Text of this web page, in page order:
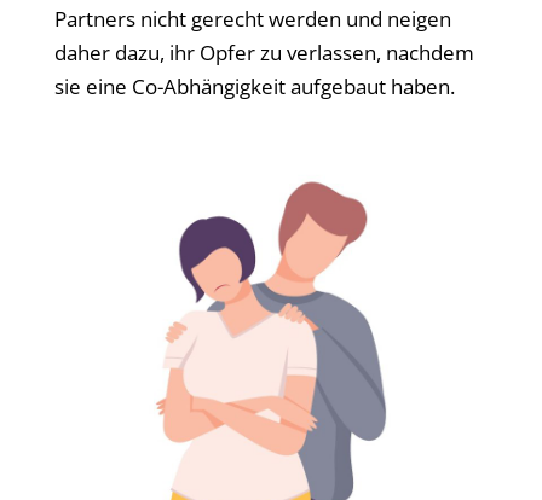
Partners nicht gerecht werden und neigen
daher dazu, ihr Opfer zu verlassen, nachdem
sie eine Co-Abhängigkeit aufgebaut haben.